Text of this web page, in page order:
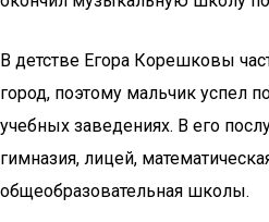
В детстве Егора Корешковы
город, поэтому мальчик успел
учебных заведениях. В его
гимназия, лицей,
общеобразовательная школы.